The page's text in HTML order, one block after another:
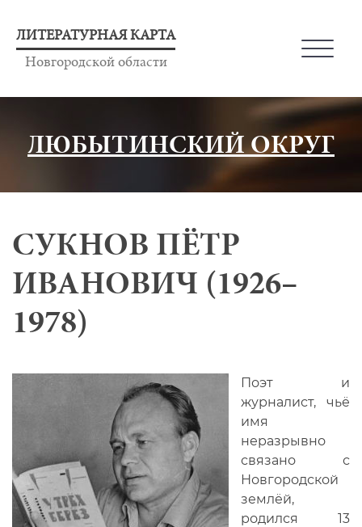
ЛИТЕРАТУРНАЯ КАРТА
Новгородской области
ЛЮБЫТИНСКИЙ ОКРУГ
СУКНОВ ПЁТР
ИВАНОВИЧ (1926–
1978)
Поэт и
журналист, чьё
имя
неразрывно
связано с
Новгородской
землёй,
родился 13